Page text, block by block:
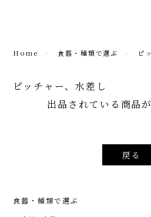
Home 食器・種類で選ぶ ピ
ピッチャー、水差し
出品されている商品
戻る
食器・種類で選ぶ